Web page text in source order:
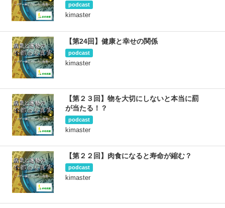
podcast
kimaster
【第24回】健康と幸せの関係
podcast
kimaster
【第２３回】物を大切にしないと本当に罰
が当たる！？
podcast
kimaster
【第２２回】肉食になると寿命が縮む？
podcast
kimaster